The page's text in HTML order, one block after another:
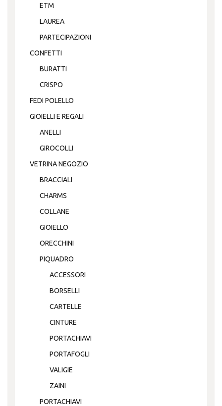
ETM
LAUREA
PARTECIPAZIONI
CONFETTI
BURATTI
CRISPO
FEDI POLELLO
GIOIELLI E REGALI
ANELLI
GIROCOLLI
VETRINA NEGOZIO
BRACCIALI
CHARMS
COLLANE
GIOIELLO
ORECCHINI
PIQUADRO
ACCESSORI
BORSELLI
CARTELLE
CINTURE
PORTACHIAVI
PORTAFOGLI
VALIGIE
ZAINI
PORTACHIAVI